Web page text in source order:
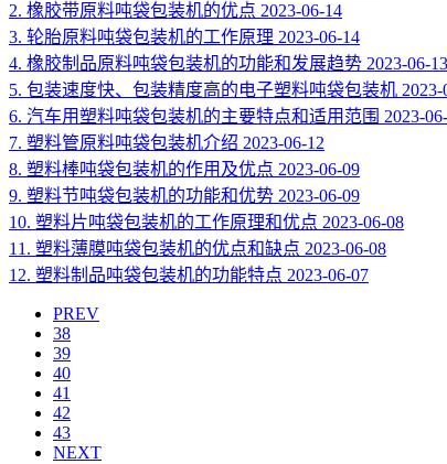
2. 橡胶带原料吨袋包装机的优点 2023-06-14
3. 轮胎原料吨袋包装机的工作原理 2023-06-14
4. 橡胶制品原料吨袋包装机的功能和发展趋势 2023-06-13
5. 包装速度快、包装精度高的电子塑料吨袋包装机 2023-
6. 汽车用塑料吨袋包装机的主要特点和适用范围 2023-
7. 塑料管原料吨袋包装机介绍 2023-06-12
8. 塑料棒吨袋包装机的作用及优点 2023-06-09
9. 塑料节吨袋包装机的功能和优势 2023-06-09
10. 塑料片吨袋包装机的工作原理和优点 2023-06-08
11. 塑料薄膜吨袋包装机的优点和缺点 2023-06-08
12. 塑料制品吨袋包装机的功能特点 2023-06-07
PREV
38
39
40
41
42
43
NEXT